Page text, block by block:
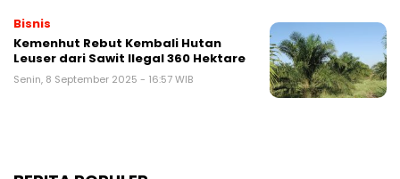
Bisnis
Kemenhut Rebut Kembali Hutan
Leuser dari Sawit Ilegal 360 Hektare
Senin, 8 September 2025 - 16:57 WIB